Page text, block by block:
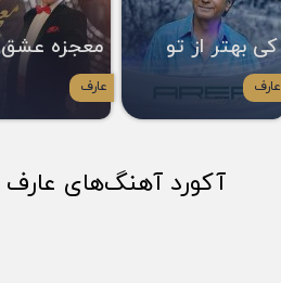
کی بهتر از تو
عارف
معجزه عشق
عارف
آکورد آهنگ‌های عارف